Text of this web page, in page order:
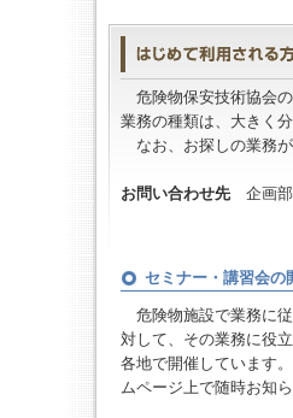
危険物保安技術協会
業務の種類は、大きく
なお、お探しの業務
お問い合わせ先 企画
セミナー・講習会の
危険物施設で業務に
対して、その業務に役
各地で開催しています
ムページ上で随時お知ら